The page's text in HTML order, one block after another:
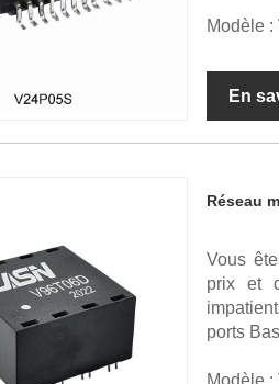
Modèle
En
Réseau
Vous
prix et
ports
Modèle